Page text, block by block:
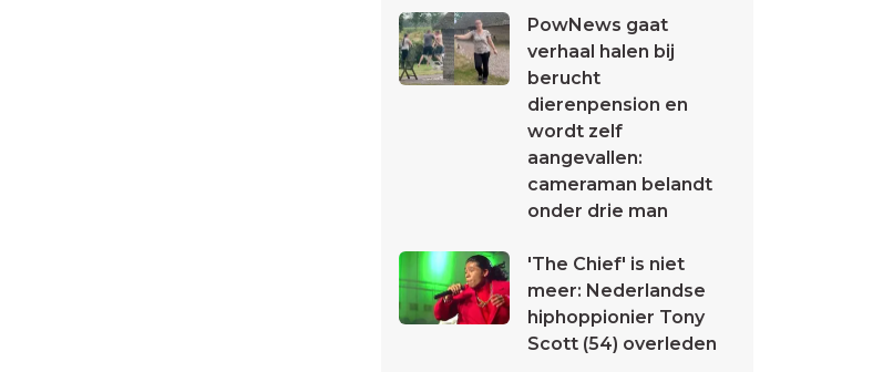
PowNews gaat
verhaal halen bij
berucht
dierenpension en
wordt zelf
aangevallen:
cameraman belandt
onder drie man
'The Chief' is niet
meer: Nederlandse
hiphoppionier Tony
Scott (54) overleden